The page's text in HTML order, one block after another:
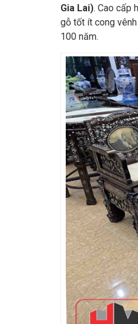
Gia Lai). Cao cấp
gỗ tốt ít cong
100 năm.